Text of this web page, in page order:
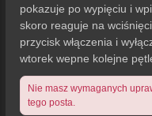
pokazuje po wypięciu i
skoro reaguje na
przycisk włączenia i
wtorek wepne kolejne
Nie masz wymaganych
tego posta.